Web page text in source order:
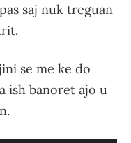
saj nuk treguan
se me ke do
ish banoret ajo u